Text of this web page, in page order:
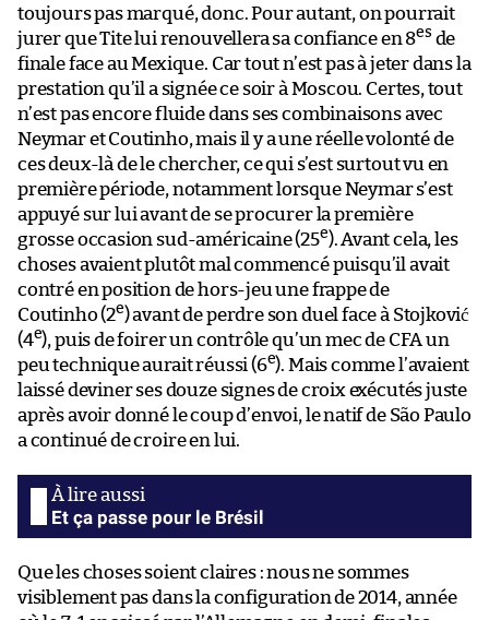
toujours pas marqué, donc. Pour autant, on pourrait
jurer que Tite lui renouvellera sa confiance en 8es de
finale face au Mexique. Car tout n’est pas à jeter dans la
prestation qu’il a signée ce soir à Moscou. Certes, tout
n’est pas encore fluide dans ses combinaisons avec
Neymar et Coutinho, mais il y a une réelle volonté de
ces deux-là de le chercher, ce qui s’est surtout vu en
première période, notamment lorsque Neymar s’est
appuyé sur lui avant de se procurer la première
grosse occasion sud-américaine (25e). Avant cela, les
choses avaient plutôt mal commencé puisqu’il avait
contré en position de hors-jeu une frappe de
Coutinho (2e) avant de perdre son duel face à Stojković
(4e), puis de foirer un contrôle qu’un mec de CFA un
peu technique aurait réussi (6e). Mais comme l’avaient
laissé deviner ses douze signes de croix exécutés juste
après avoir donné le coup d’envoi, le natif de São Paulo
a continué de croire en lui.
Et ça passe pour le Brésil
Que les choses soient claires : nous ne sommes
visiblement pas dans la configuration de 2014, année